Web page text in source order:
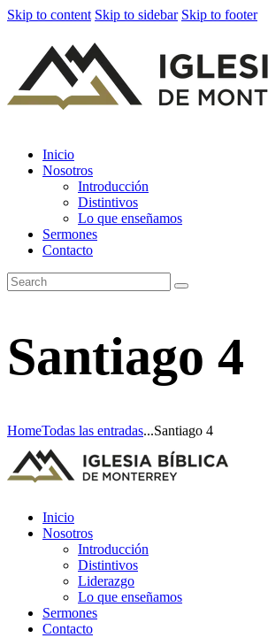
Skip to content Skip to sidebar Skip to footer
Inicio
Nosotros
Introducción
Distintivos
Lo que enseñamos
Sermones
Contacto
Santiago 4
HomeTodas las entradas...Santiago 4
Inicio
Nosotros
Introducción
Distintivos
Liderazgo
Lo que enseñamos
Sermones
Contacto